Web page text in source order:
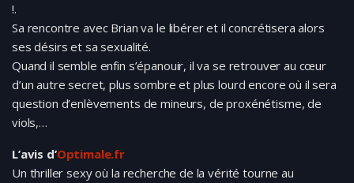
!.
Sa rencontre avec Brian va le libérer et il concrétisera alors
ses désirs et sa sexualité.
Quand il semble enfin s’épanouir, il va se retrouver au cœur
d’un autre secret, plus sombre et plus lourd encore où il sera
question d’enlèvements de mineurs, de proxénétisme, de
viols,…
L’avis d’Optimale.fr
Un thriller sexy où la recherche de la vérité tourne au